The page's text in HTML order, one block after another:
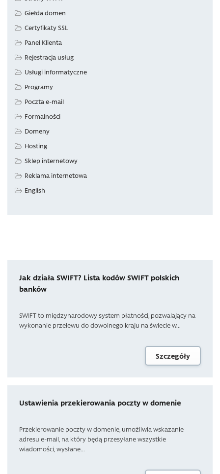
Giełda domen
Certyfikaty SSL
Panel Klienta
Rejestracja usług
Usługi informatyczne
Programy
Poczta e-mail
Formalności
Domeny
Hosting
Sklep internetowy
Reklama internetowa
English
Jak działa SWIFT? Lista kodów SWIFT polskich
banków
SWIFT to międzynarodowy system płatności, pozwalający na
wykonanie przelewu do dowolnego kraju na świecie w...
Szczegóły
Ustawienia przekierowania poczty w domenie
Przekierowanie poczty w domenie, umożliwia wskazanie
adresu e-mail, na który będą przesyłane wszystkie
wiadomości, wysłane...